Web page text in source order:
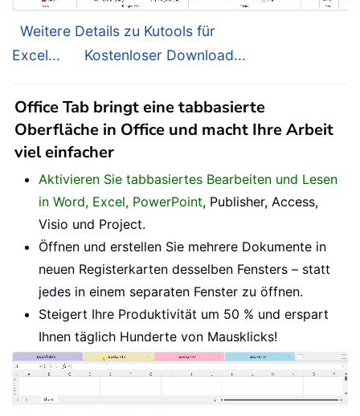
Weitere Details zu Kutools für
Excel...
Kostenloser Download...
Office Tab bringt eine tabbasierte
Oberfläche in Office und macht Ihre Arbeit
viel einfacher
Aktivieren Sie tabbasiertes Bearbeiten und Lesen
in Word, Excel, PowerPoint, Publisher, Access,
Visio und Project.
Öffnen und erstellen Sie mehrere Dokumente in
neuen Registerkarten desselben Fensters – statt
jedes in einem separaten Fenster zu öffnen.
Steigert Ihre Produktivität um 50 % und erspart
Ihnen täglich Hunderte von Mausklicks!